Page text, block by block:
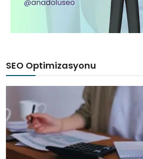
SEO Optimizasyonu